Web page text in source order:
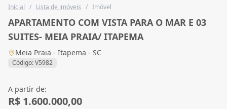
Inicial / Lista de imóveis / Imóvel
APARTAMENTO COM VISTA PARA O MAR E 03
SUITES- MEIA PRAIA/ ITAPEMA
Meia Praia - Itapema - SC
Código: V5982
A partir de:
R$ 1.600.000,00